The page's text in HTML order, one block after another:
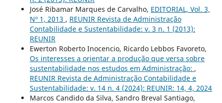
José Ribamar Marques de Carvalho, EDITORIAL, Vol. 3,
Nº 1, 2013 , REUNIR Revista de Administração
Contabilidade e Sustentabilidade: v. 3 n. 1 (2013):
REUNIR
Ewerton Roberto Inocencio, Ricardo Lebbos Favoreto,
Os interesses a orientar a produção que versa sobre
sustentabilidade nos estudos em Administração: ,
REUNIR Revista de Administração Contabilidade e
Sustentabilidade: v. 14 n. 4 (2024): REUNIR: 14, 4, 2024
Marcos Candido da Silva, Sandro Breval Santiago,